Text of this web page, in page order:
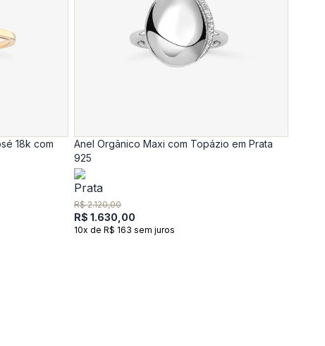
18k com
Anel Orgânico Maxi com Topázio em Prata
925
R$ 2.120,00
R$ 1.630,00
10x de R$ 163 sem juros